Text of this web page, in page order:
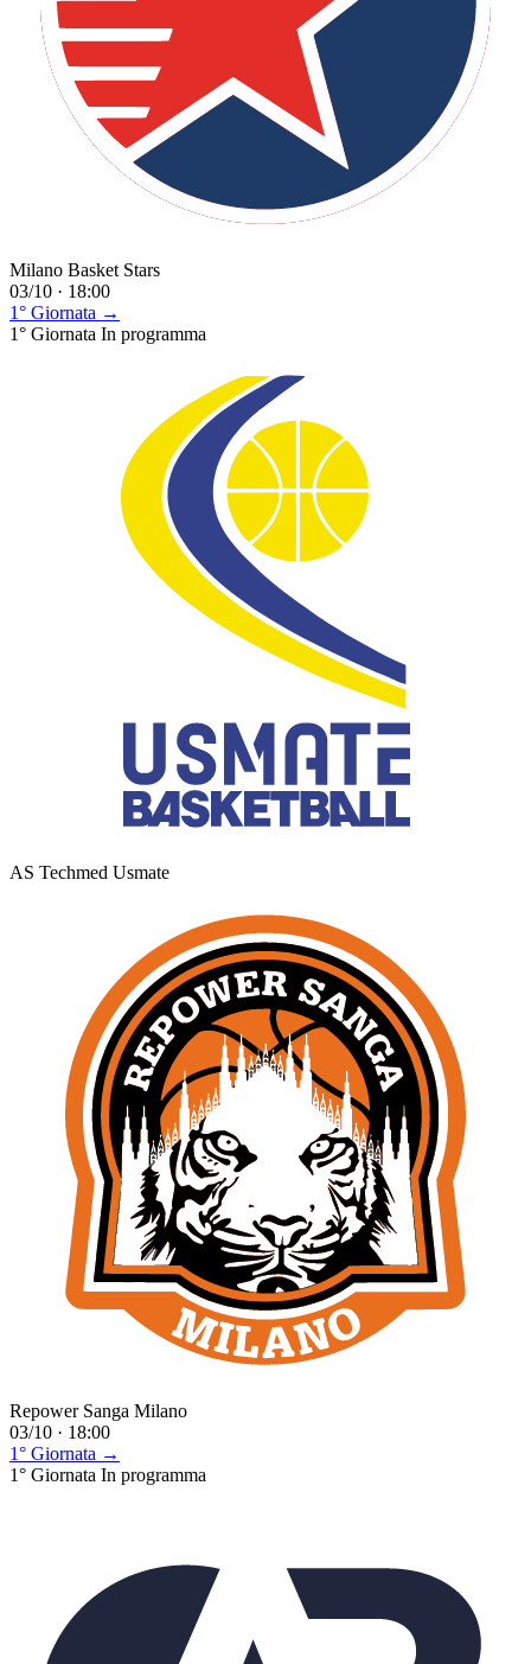
Milano Basket Stars
03/10 · 18:00
1° Giornata →
1° Giornata In programma
AS Techmed Usmate
Repower Sanga Milano
03/10 · 18:00
1° Giornata →
1° Giornata In programma